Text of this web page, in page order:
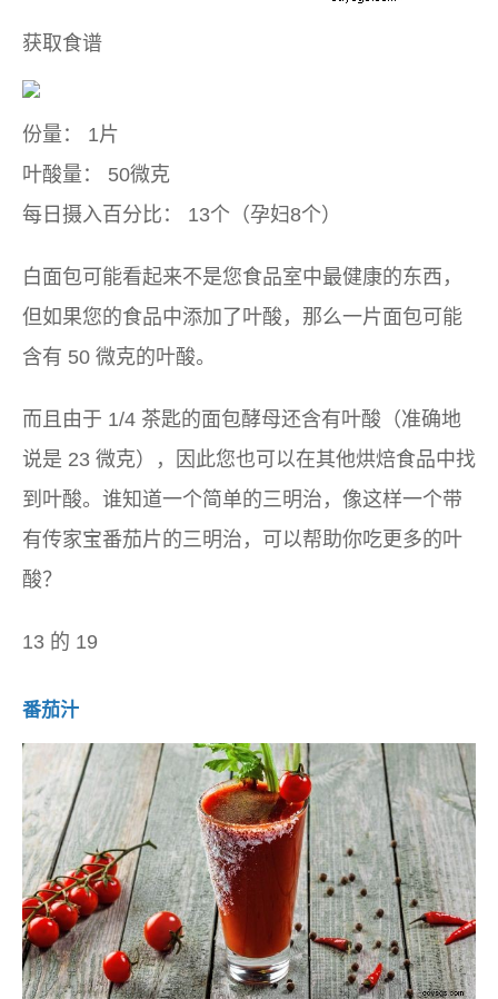
获取食谱
份量：
1片
叶酸量：
50微克
每日摄入百分比：
13个（孕妇8个）
白面包可能看起来不是您食品室中最健康的东西，
但如果您的食品中添加了叶酸，那么一片面包可能
含有 50 微克的叶酸。
而且由于 1/4 茶匙的面包酵母还含有叶酸（准确地
说是 23 微克），因此您也可以在其他烘焙食品中找
到叶酸。谁知道一个简单的三明治，像这样一个带
有传家宝番茄片的三明治，可以帮助你吃更多的叶
酸？
13 的 19
番茄汁